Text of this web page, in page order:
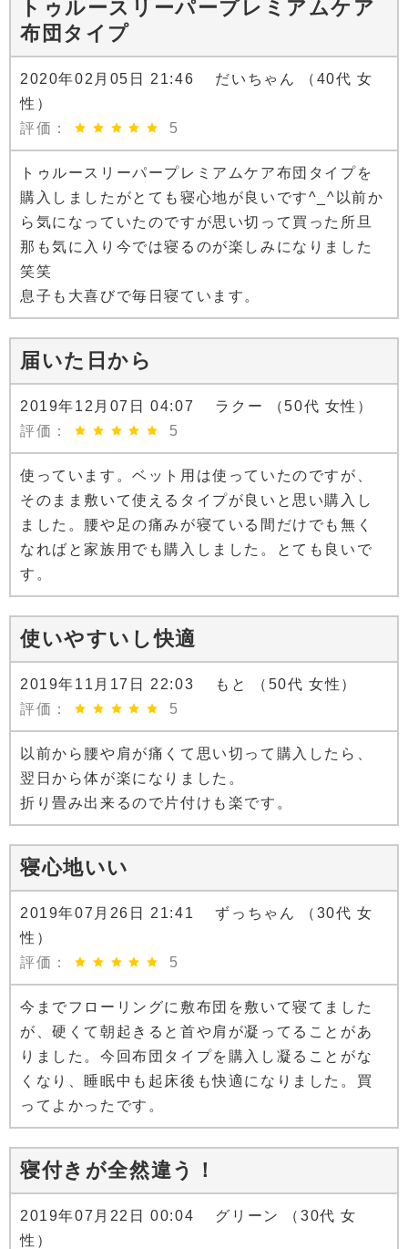
トゥルースリーパープレミアムケア
布団タイプ
2020年02月05日 21:46 だいちゃん （40代 女
性）
評価：
5
トゥルースリーパープレミアムケア布団タイプを
購入しましたがとても寝心地が良いです^_^以前か
ら気になっていたのですが思い切って買った所旦
那も気に入り今では寝るのが楽しみになりました
笑笑
息子も大喜びで毎日寝ています。
届いた日から
2019年12月07日 04:07 ラクー （50代 女性）
評価：
5
使っています。ベット用は使っていたのですが、
そのまま敷いて使えるタイプが良いと思い購入し
ました。腰や足の痛みが寝ている間だけでも無く
なればと家族用でも購入しました。とても良いで
す。
使いやすいし快適
2019年11月17日 22:03 もと （50代 女性）
評価：
5
以前から腰や肩が痛くて思い切って購入したら、
翌日から体が楽になりました。
折り畳み出来るので片付けも楽です。
寝心地いい
2019年07月26日 21:41 ずっちゃん （30代 女
性）
評価：
5
今までフローリングに敷布団を敷いて寝てました
が、硬くて朝起きると首や肩が凝ってることがあ
りました。今回布団タイプを購入し凝ることがな
くなり、睡眠中も起床後も快適になりました。買
ってよかったです。
寝付きが全然違う！
2019年07月22日 00:04 グリーン （30代 女
性）